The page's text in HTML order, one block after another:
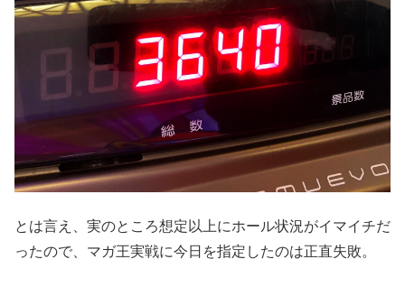
とは言え、実のところ想定以上にホール状況がイマイチだ
ったので、マガ王実戦に今日を指定したのは正直失敗。